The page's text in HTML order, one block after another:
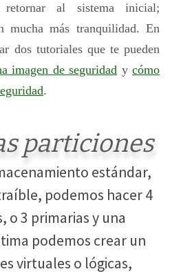
retornar al sistema inicial;
mucha más tranquilidad. En
dos tutoriales que te pueden
imagen de seguridad ycómo
.
particiones
estándar,
podemos hacer 4
o 3 primarias y una
podemos crear un
virtuales o lógicas,